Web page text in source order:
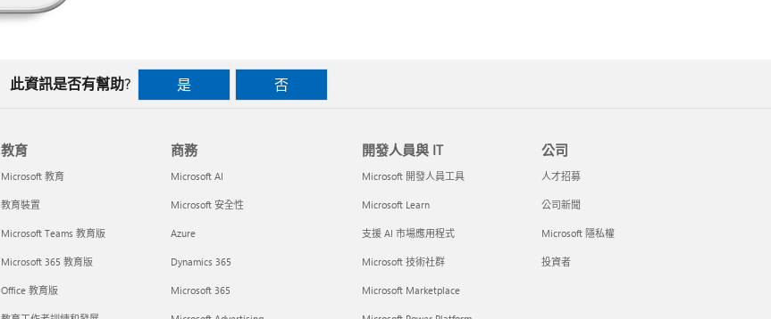
此資訊是否有幫助? 是 否
教育
Microsoft 教育
教育裝置
Microsoft Teams 教育版
Microsoft 365 教育版
Office 教育版
商務
Microsoft AI
Microsoft 安全性
Azure
Dynamics 365
Microsoft 365
開發人員與 IT
Microsoft 開發人員工具
Microsoft Learn
支援 AI 市場應用程式
Microsoft 技術社群
Microsoft Marketplace
公司
人才招募
公司新聞
Microsoft 隱私權
投資者